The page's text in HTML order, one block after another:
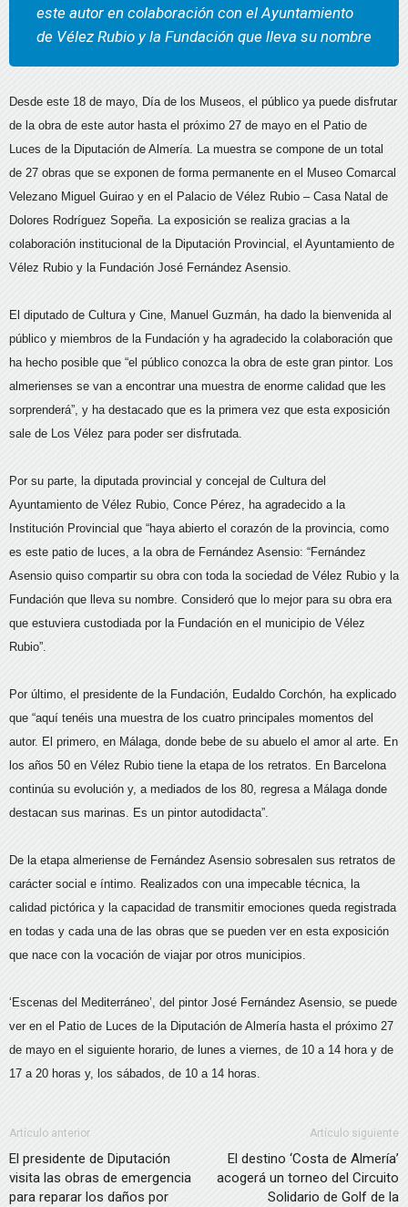
este autor en colaboración con el Ayuntamiento
de Vélez Rubio y la Fundación que lleva su nombre
Desde este 18 de mayo, Día de los Museos, el público ya puede disfrutar
de la obra de este autor hasta el próximo 27 de mayo en el Patio de
Luces de la Diputación de Almería. La muestra se compone de un total
de 27 obras que se exponen de forma permanente en el Museo Comarcal
Velezano Miguel Guirao y en el Palacio de Vélez Rubio – Casa Natal de
Dolores Rodríguez Sopeña. La exposición se realiza gracias a la
colaboración institucional de la Diputación Provincial, el Ayuntamiento de
Vélez Rubio y la Fundación José Fernández Asensio.
El diputado de Cultura y Cine, Manuel Guzmán, ha dado la bienvenida al
público y miembros de la Fundación y ha agradecido la colaboración que
ha hecho posible que “el público conozca la obra de este gran pintor. Los
almerienses se van a encontrar una muestra de enorme calidad que les
sorprenderá”, y ha destacado que es la primera vez que esta exposición
sale de Los Vélez para poder ser disfrutada.
Por su parte, la diputada provincial y concejal de Cultura del
Ayuntamiento de Vélez Rubio, Conce Pérez, ha agradecido a la
Institución Provincial que “haya abierto el corazón de la provincia, como
es este patio de luces, a la obra de Fernández Asensio: “Fernández
Asensio quiso compartir su obra con toda la sociedad de Vélez Rubio y la
Fundación que lleva su nombre. Consideró que lo mejor para su obra era
que estuviera custodiada por la Fundación en el municipio de Vélez
Rubio”.
Por último, el presidente de la Fundación, Eudaldo Corchón, ha explicado
que “aquí tenéis una muestra de los cuatro principales momentos del
autor. El primero, en Málaga, donde bebe de su abuelo el amor al arte. En
los años 50 en Vélez Rubio tiene la etapa de los retratos. En Barcelona
continúa su evolución y, a mediados de los 80, regresa a Málaga donde
destacan sus marinas. Es un pintor autodidacta”.
De la etapa almeriense de Fernández Asensio sobresalen sus retratos de
carácter social e íntimo. Realizados con una impecable técnica, la
calidad pictórica y la capacidad de transmitir emociones queda registrada
en todas y cada una de las obras que se pueden ver en esta exposición
que nace con la vocación de viajar por otros municipios.
‘Escenas del Mediterráneo’, del pintor José Fernández Asensio, se puede
ver en el Patio de Luces de la Diputación de Almería hasta el próximo 27
de mayo en el siguiente horario, de lunes a viernes, de 10 a 14 hora y de
17 a 20 horas y, los sábados, de 10 a 14 horas.
Artículo anterior
El presidente de Diputación
visita las obras de emergencia
para reparar los daños por
Artículo siguiente
El destino ‘Costa de Almería’
acogerá un torneo del Circuito
Solidario de Golf de la